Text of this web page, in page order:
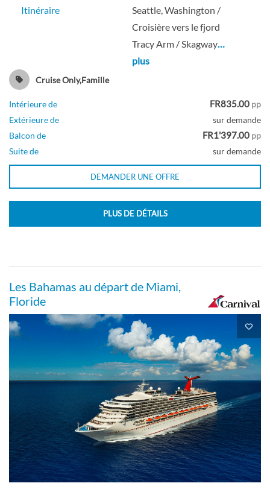
Itinéraire
Seattle, Washington /
Croisière vers le fjord
Tracy Arm / Skagway…
plus
Cruise Only,Famille
Intérieure de FR835.00 pp
Extérieure de
sur demande
Balcon de
FR1'397.00 pp
Suite de
sur demande
DEMANDER UNE OFFRE
PLUS DE DÉTAILS
Les Bahamas au départ de Miami,
Floride